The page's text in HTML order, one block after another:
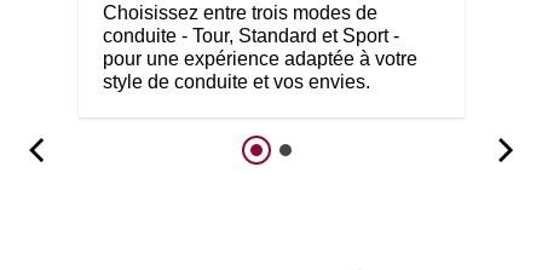
Choisissez entre trois modes de
conduite - Tour, Standard et Sport -
pour une expérience adaptée à votre
style de conduite et vos envies.